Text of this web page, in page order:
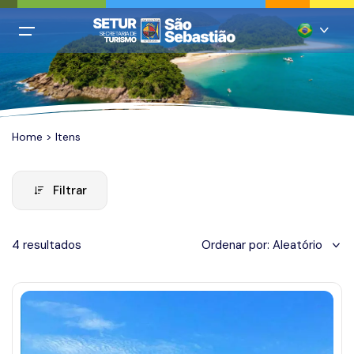
All filters
Português
Inglês
Chinês mandarim
Menu Principal
Login
Home
Restaurantes
Hospedagem
Agências
Casamentos
Home > Itens
Filtrar
January 2024
4 resultados Ordenar por: Aleatório